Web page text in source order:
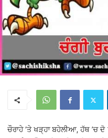
ਚੌਰਾਹੇ ’ਤੇ ਖੜ੍ਹਾ ਬਹੇਲੀਆ, ਹੱਥ ’ਚ